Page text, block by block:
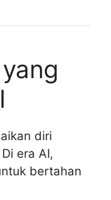
diri
era AI,
bertahan